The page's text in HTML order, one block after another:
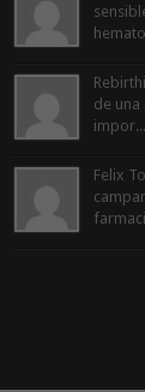
de una
impor...
Felix